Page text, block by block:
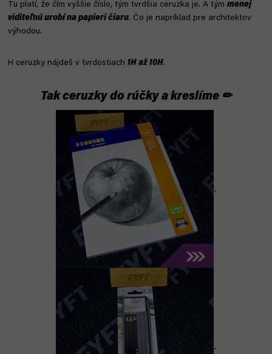
Tu platí, že čím vyššie číslo, tým tvrdšia ceruzka je. A tým menej
viditeľnú urobí na papieri čiaru. Čo je napríklad pre architektov
výhodou.
H ceruzky nájdeš v tvrdostiach 1H až 10H.
Tak ceruzky do rúčky a kreslíme ✏